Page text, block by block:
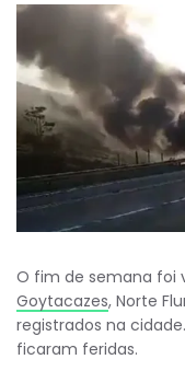
O fim de semana foi
Goytacazes, Norte
registrados na
ficaram feridas.